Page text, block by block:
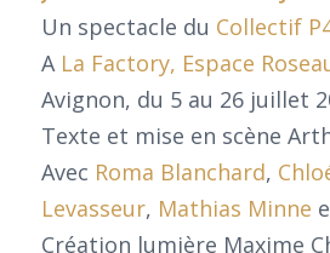
Un spectacle du Collectif
A La Factory, Espace
Avignon, du 5 au 26 juillet
Texte et mise en scène
Avec Roma Blanchard,
Levasseur, Mathias Minne
Création lumière Maxime